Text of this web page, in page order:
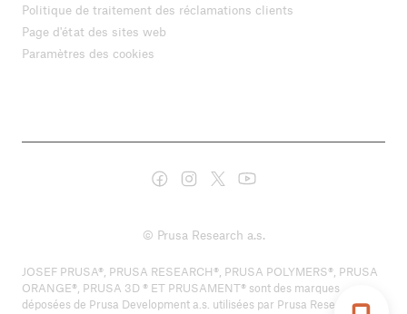
Politique de traitement des réclamations clients
Page d'état des sites web
Paramètres des cookies
© Prusa Research a.s.
JOSEF PRUSA®, PRUSA RESEARCH®, PRUSA POLYMERS®, PRUSA
ORANGE®, PRUSA 3D ® ET PRUSAMENT® sont des marques
déposées de Prusa Development a.s. utilisées par Prusa Research a.s.